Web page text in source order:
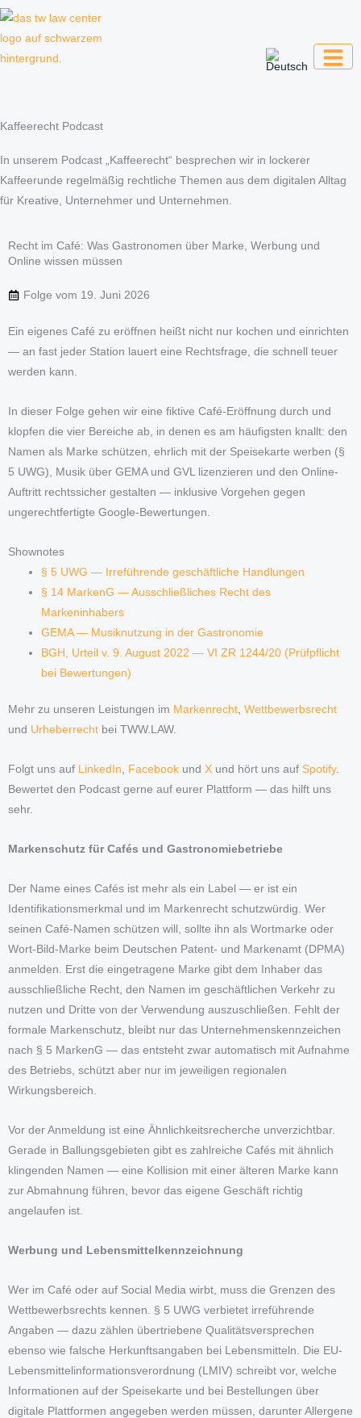
Zum
Kaffeerecht Podcast
In unserem Podcast „Kaffeerecht“ besprechen wir in lockerer
Kaffeerunde regelmäßig rechtliche Themen aus dem digitalen Alltag
für Kreative, Unternehmer und Unternehmen.
Recht im Café: Was Gastronomen über Marke, Werbung und
Online wissen müssen
Folge vom 19. Juni 2026
Ein eigenes Café zu eröffnen heißt nicht nur kochen und einrichten
— an fast jeder Station lauert eine Rechtsfrage, die schnell teuer
werden kann.
In dieser Folge gehen wir eine fiktive Café-Eröffnung durch und
klopfen die vier Bereiche ab, in denen es am häufigsten knallt: den
Namen als Marke schützen, ehrlich mit der Speisekarte werben (§
5 UWG), Musik über GEMA und GVL lizenzieren und den Online-
Auftritt rechtssicher gestalten — inklusive Vorgehen gegen
ungerechtfertigte Google-Bewertungen.
Shownotes
§ 5 UWG — Irreführende geschäftliche Handlungen
§ 14 MarkenG — Ausschließliches Recht des
Markeninhabers
GEMA — Musiknutzung in der Gastronomie
BGH, Urteil v. 9. August 2022 — VI ZR 1244/20 (Prüfpflicht
bei Bewertungen)
Mehr zu unseren Leistungen im Markenrecht, Wettbewerbsrecht
und Urheberrecht bei TWW.LAW.
Folgt uns auf LinkedIn, Facebook und X und hört uns auf Spotify.
Bewertet den Podcast gerne auf eurer Plattform — das hilft uns
sehr.
Markenschutz für Cafés und Gastronomiebetriebe
Der Name eines Cafés ist mehr als ein Label — er ist ein
Identifikationsmerkmal und im Markenrecht schutzwürdig. Wer
seinen Café-Namen schützen will, sollte ihn als Wortmarke oder
Wort-Bild-Marke beim Deutschen Patent- und Markenamt (DPMA)
anmelden. Erst die eingetragene Marke gibt dem Inhaber das
ausschließliche Recht, den Namen im geschäftlichen Verkehr zu
nutzen und Dritte von der Verwendung auszuschließen. Fehlt der
formale Markenschutz, bleibt nur das Unternehmenskennzeichen
nach § 5 MarkenG — das entsteht zwar automatisch mit Aufnahme
des Betriebs, schützt aber nur im jeweiligen regionalen
Wirkungsbereich.
Vor der Anmeldung ist eine Ähnlichkeitsrecherche unverzichtbar.
Gerade in Ballungsgebieten gibt es zahlreiche Cafés mit ähnlich
klingenden Namen — eine Kollision mit einer älteren Marke kann
zur Abmahnung führen, bevor das eigene Geschäft richtig
angelaufen ist.
Werbung und Lebensmittelkennzeichnung
Wer im Café oder auf Social Media wirbt, muss die Grenzen des
Wettbewerbsrechts kennen. § 5 UWG verbietet irreführende
Angaben — dazu zählen übertriebene Qualitätsversprechen
ebenso wie falsche Herkunftsangaben bei Lebensmitteln. Die EU-
Lebensmittelinformationsverordnung (LMIV) schreibt vor, welche
Informationen auf der Speisekarte und bei Bestellungen über
digitale Plattformen angegeben werden müssen, darunter Allergene